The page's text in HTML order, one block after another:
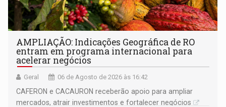
AMPLIAÇÃO: Indicações Geográfica de RO
entram em programa internacional para
acelerar negócios
Geral 06 de Agosto de 2026 às 16:42
CAFERON e CACAURON receberão apoio para ampliar
mercados, atrair investimentos e fortalecer negócios